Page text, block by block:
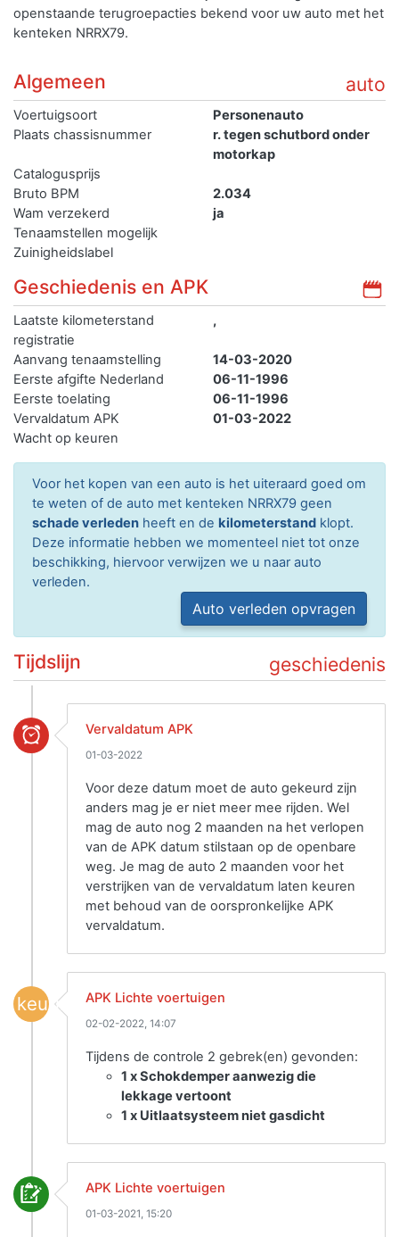
openstaande terugroepacties bekend voor uw auto met het
kenteken NRRX79.
auto
Algemeen
Voertuigsoort
Personenauto
Plaats chassisnummer
r. tegen schutbord onder
motorkap
Catalogusprijs
Bruto BPM
2.034
Wam verzekerd
ja
Tenaamstellen mogelijk
Zuinigheidslabel
Geschiedenis en APK
Laatste kilometerstand
registratie
,
Aanvang tenaamstelling
14-03-2020
Eerste afgifte Nederland
06-11-1996
Eerste toelating
06-11-1996
Vervaldatum APK
01-03-2022
Wacht op keuren
Voor het kopen van een auto is het uiteraard goed om
te weten of de auto met kenteken NRRX79 geen
schade verleden heeft en de kilometerstand klopt.
Deze informatie hebben we momenteel niet tot onze
beschikking, hiervoor verwijzen we u naar auto
verleden.
Auto verleden opvragen
geschiedenis
Tijdslijn
Vervaldatum APK
01-03-2022
Voor deze datum moet de auto gekeurd zijn
anders mag je er niet meer mee rijden. Wel
mag de auto nog 2 maanden na het verlopen
van de APK datum stilstaan op de openbare
weg. Je mag de auto 2 maanden voor het
verstrijken van de vervaldatum laten keuren
met behoud van de oorspronkelijke APK
vervaldatum.
keuring APK Lichte voertuigen
02-02-2022, 14:07
Tijdens de controle 2 gebrek(en) gevonden:
1 x Schokdemper aanwezig die
lekkage vertoont
1 x Uitlaatsysteem niet gasdicht
APK Lichte voertuigen
01-03-2021, 15:20